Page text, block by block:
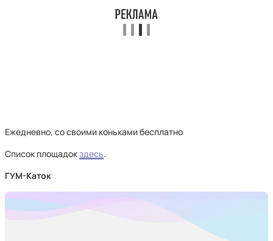
Ежедневно, со своими коньками бесплатно
Список площадокздесь.
ГУМ-Каток